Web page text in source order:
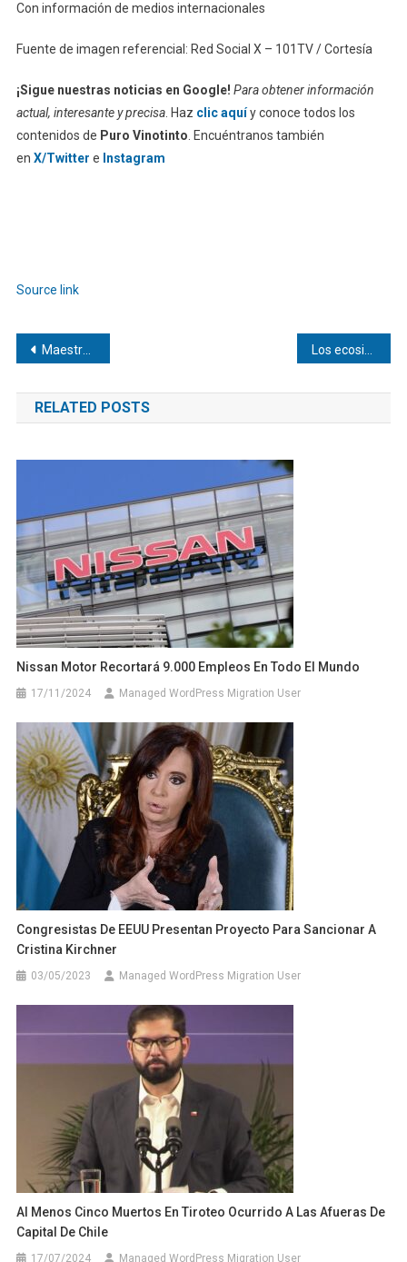
Con información de medios internacionales
Fuente de imagen referencial: Red Social X – 101TV / Cortesía
¡Sigue nuestras noticias en Google! Para obtener información
actual, interesante y precisa. Haz clic aquíy conoce todos los
contenidos de Puro Vinotinto. Encuéntranos también
en X/Twitter e Instagram
Source link
Navegación
de
entradas
Maestros exigen garantías de seguridad en el reinicio de clases tras sismos Los ecosistemas emprendedores más conectados lideran la transformación territorial en España
RELATED POSTS
Nissan Motor Recortará 9.000 Empleos En Todo El Mundo
17/11/2024 Managed WordPress Migration User
Congresistas De EEUU Presentan Proyecto Para Sancionar A
Cristina Kirchner
03/05/2023 Managed WordPress Migration User
Al Menos Cinco Muertos En Tiroteo Ocurrido A Las Afueras De
Capital De Chile
17/07/2024 Managed WordPress Migration User